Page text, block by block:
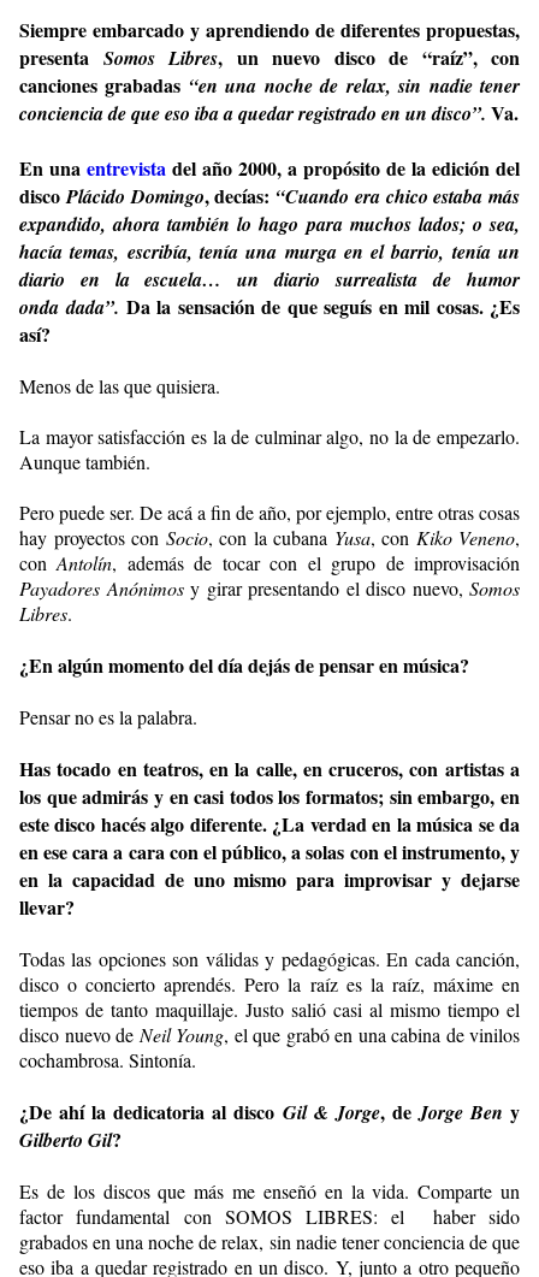
Siempre embarcado y aprendiendo de diferentes propuestas,
presenta Somos Libres, un nuevo disco de “raíz”, con
canciones grabadas “en una noche de relax, sin nadie tener
conciencia de que eso iba a quedar registrado en un disco”. Va.
En una entrevista del año 2000, a propósito de la edición del
discoPlácido Domingo, decías: “Cuando era chico estaba más
expandido, ahora también lo hago para muchos lados; o sea,
hacía temas, escribía, tenía una murga en el barrio, tenía un
diario en la escuela… un diariosurrealista
de humor
onda dada”. Da la sensación de que seguís en mil cosas. ¿Es
así?
Menos de las que quisiera.
La mayor satisfacción es la de culminar algo, no la de empezarlo.
Aunque también.
Pero puede ser. De acá a fin de año, por ejemplo, entre otras cosas
hay proyectos con Socio, con la cubana Yusa, con Kiko Veneno,
conAntolín, además de tocar con el grupo de improvisación
Payadores Anónimosy girar presentando el disco nuevo, Somos
Libres.
¿En algún momento del día dejás de pensar en música?
Pensar no es la palabra.
Has tocado en teatros, en la calle, en cruceros, con artistas a
los que admirás y en casi todos los formatos; sin embargo, en
este disco hacés algo diferente. ¿La verdad en la música se da
en ese cara a cara con el público, a solas con el instrumento, y
en la capacidad de uno mismo para improvisar y dejarse
llevar?
Todas las opciones son válidas y pedagógicas. En cada canción,
disco o concierto aprendés. Pero la raíz es la raíz, máxime en
tiempos de tanto maquillaje. Justo salió casi al mismo tiempo el
disco nuevo de Neil Young, el que grabó en una cabina de vinilos
cochambrosa. Sintonía.
¿De ahí la dedicatoria al disco Gil & Jorge, deJorge Ben y
Gilberto Gil?
Es de los discos que más me enseñó en la vida. Comparte un
factor fundamental con SOMOS LIBRES: el
haber sido
grabados en una noche de relax, sin nadie tener conciencia de que
eso iba a quedar registrado en un disco. Y, junto a otro pequeño